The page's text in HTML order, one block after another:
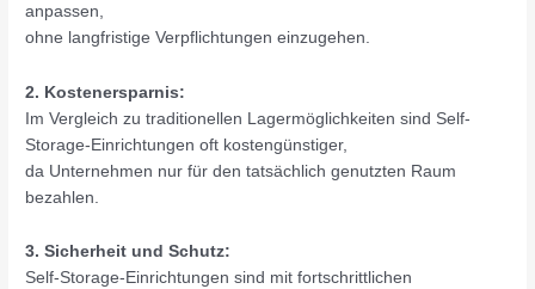
anpassen,
ohne langfristige Verpflichtungen einzugehen.
2. Kostenersparnis:
Im Vergleich zu traditionellen Lagermöglichkeiten sind Self-
Storage-Einrichtungen oft kostengünstiger,
da Unternehmen nur für den tatsächlich genutzten Raum
bezahlen.
3. Sicherheit und Schutz:
Self-Storage-Einrichtungen sind mit fortschrittlichen